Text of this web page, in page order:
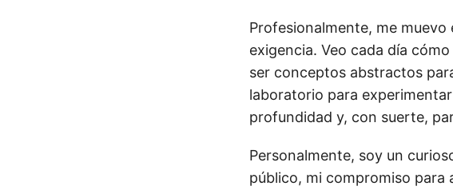
Profesionalmente, me
exigencia. Veo cada día
ser conceptos abstractos
laboratorio para
profundidad y, con suerte,
Personalmente, soy un
público, mi compromiso